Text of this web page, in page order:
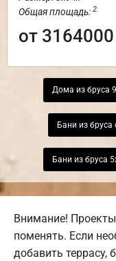
Общая площадь: 2
от 3164000
Дома из бруса
Бани из бруса
Бани из бруса
Внимание!
поменять. Если
добавить террасу,